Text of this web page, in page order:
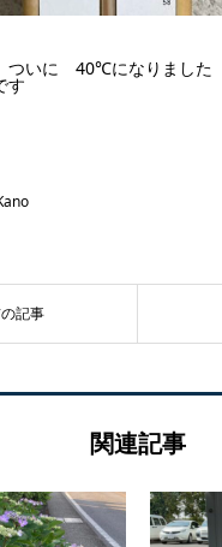
いに 40℃になりました
す
関連記事